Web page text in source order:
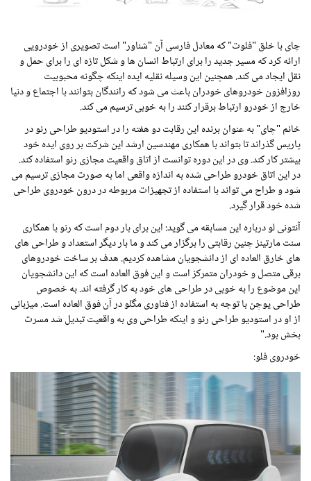
چای با خلق "فلوت" که معادل فارسی آن "شناور" است تصویری از خودرویی
ارائه کرد که مسیر جدید را برای ارتباط انسان ها و شکل تازه ای را برای حمل و
نقل ایجاد می کند. همچنین این وسیله نقلیه ایده اینکه چگونه محبوبیت
روزافزون خودروهای خودران باعث می شود که رانندگان بتوانند با اجتماع و دنیا
خارج از خودرو ارتباط برقرار کنند را به خوبی ترسیم می کند.
خانم "چای" به عنوان برنده این رقابت دو هفته را در استودیو طراحی رنو در
پاریس گذراند تا بتواند با همکاری مهندسین ارشد این شرکت بر روی ایده خود
بیشتر کار کند. وی در این دوره توانست از اتاق واقعیت مجازی رنو استفاده کند.
در این اتاق خودرو طراحی شده به اندازه واقعی اما به صورت مجازی ترسیم می
شود و طراح می تواند با استفاده از تجهیزات مربوطه در درون خودروی طراحی
شده خود قرار گیرد.
آنتونی لو درباره این مسابقه می گوید: این برای بار دوم است که رنو با همکاری
سنت مارتینز چنین رقابتی را برگزار می کند و ما بار دیگر استعداد و طراحی های
های خارق العاده ای از دانشجویان مشاهده کردیم. هدف بر ساخت خودروهای
برقی متصل و خودران متمرکز است و این فوق العاده است که این دانشجویان
این موضوع را به خوبی در طراحی های خود به کار گرفته اند. به خصوص
طراحی یوچن با توجه به استفاده از فناوری مگلو در آن فوق العاده است. میزبانی
از او در استودیو طراحی رنو و اینکه طراحی وی به واقعیت تبدیل شد مسرت
بخش بود."
خودروی فلو: